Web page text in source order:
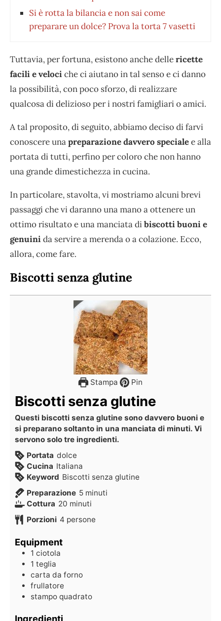
Si è rotta la bilancia e non sai come
preparare un dolce? Prova la torta 7 vasetti
Tuttavia, per fortuna, esistono anche dellericette
facili e velociche ci aiutano in tal senso e ci danno
la possibilità, con poco sforzo, di realizzare
qualcosa di delizioso per i nostri famigliari o amici.
A tal proposito, di seguito, abbiamo deciso di farvi
conoscere unapreparazione davvero specialee alla
portata di tutti, perfino per coloro che non hanno
una grande dimestichezza in cucina.
In particolare, stavolta, vi mostriamo alcuni brevi
passaggi che vi daranno una mano a ottenere un
ottimo risultato e una manciata dibiscotti buoni e
genuinida servire a merenda o a colazione. Ecco,
allora, come fare.
Biscotti senza glutine
Stampa Pin
Biscotti senza glutine
Questi biscotti senza glutine sono davvero buoni e
si preparano soltanto in una manciata di minuti. Vi
servono solo tre ingredienti.
Portata dolce
Cucina Italiana
Keyword Biscotti senza glutine
Preparazione 5 minuti
Cottura 20 minuti
Porzioni 4 persone
Equipment
1 ciotola
1 teglia
carta da forno
frullatore
stampo quadrato
Ingredienti